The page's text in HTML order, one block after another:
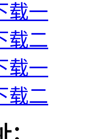
载一
载二
载一
载二